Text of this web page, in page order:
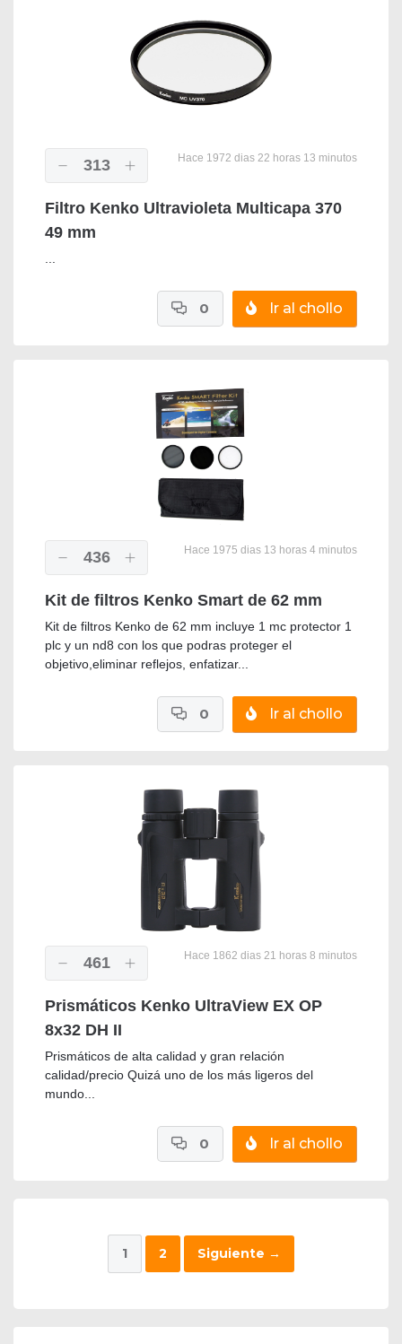
313 Hace 1972 dias 22 horas 13 minutos
Filtro Kenko Ultravioleta Multicapa 370
49 mm
Ir al chollo
0
436 Hace 1975 dias 13 horas 4 minutos
Kit de filtros Kenko Smart de 62 mm
Kit de filtros Kenko de 62 mm incluye 1 mc protector 1
plc y un nd8 con los que podras proteger el
objetivo,eliminar reflejos, enfatizar...
Ir al chollo
0
461 Hace 1862 dias 21 horas 8 minutos
Prismáticos Kenko UltraView EX OP
8x32 DH II
Prismáticos de alta calidad y gran relación
calidad/precio Quizá uno de los más ligeros del
mundo...
Ir al chollo
0
1 2 Siguiente →